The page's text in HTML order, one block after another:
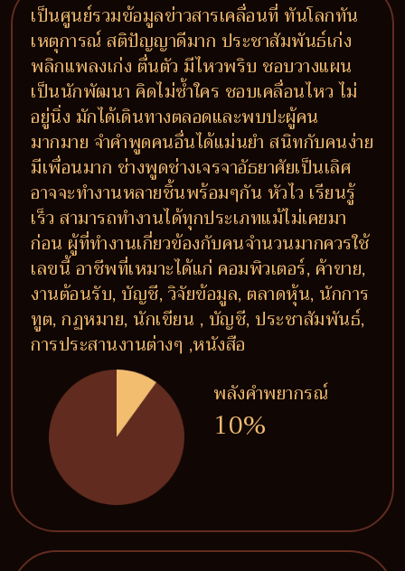
เป็นศูนย์รวมข้อมูลข่าวสารเคลื่อนที่ ทันโลกทัน
เหตุการณ์ สติปัญญาดีมาก ประชาสัมพันธ์เก่ง
พลิกแพลงเก่ง ตื่นตัว มีไหวพริบ ชอบวางแผน
เป็นนักพัฒนา คิดไม่ซ้ำใคร ชอบเคลื่อนไหว ไม่
อยู่นิ่ง มักได้เดินทางตลอดและพบปะผู้คน
มากมาย จำคำพูดคนอื่นได้แม่นยำ สนิทกับคนง่าย
มีเพื่อนมาก ช่างพูดช่างเจรจาอัธยาศัยเป็นเลิศ
อาจจะทำงานหลายชิ้นพร้อมๆกัน หัวไว เรียนรู้
เร็ว สามารถทำงานได้ทุกประเภทแม้ไม่เคยมา
ก่อน ผู้ที่ทำงานเกี่ยวข้องกับคนจำนวนมากควรใช้
เลขนี้ อาชีพที่เหมาะได้แก่ คอมพิวเตอร์, ค้าขาย,
งานต้อนรับ, บัญชี, วิจัยข้อมูล, ตลาดหุ้น, นักการ
ทูต, กฏหมาย, นักเขียน , บัญชี, ประชาสัมพันธ์,
การประสานงานต่างๆ ,หนังสือ
พลังคำพยากรณ์
10%